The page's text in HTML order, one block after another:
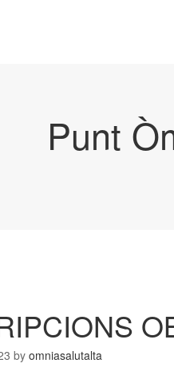
Punt
by omniasalutalta